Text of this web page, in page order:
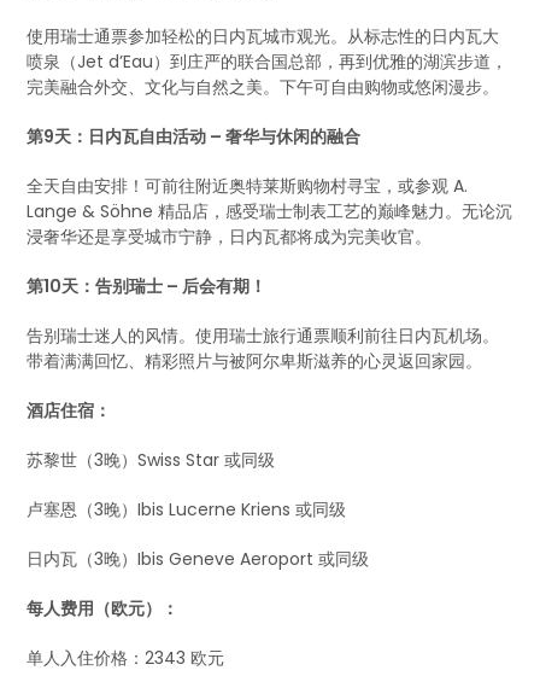
使用瑞士通票参加轻松的日内瓦城市观光。从标志性的日内瓦大
喷泉（Jet d’Eau）到庄严的联合国总部，再到优雅的湖滨步道，
完美融合外交、文化与自然之美。下午可自由购物或悠闲漫步。
第9天：日内瓦自由活动 – 奢华与休闲的融合
全天自由安排！可前往附近奥特莱斯购物村寻宝，或参观 A.
Lange & Söhne 精品店，感受瑞士制表工艺的巅峰魅力。无论沉
浸奢华还是享受城市宁静，日内瓦都将成为完美收官。
第10天：告别瑞士 – 后会有期！
告别瑞士迷人的风情。使用瑞士旅行通票顺利前往日内瓦机场。
带着满满回忆、精彩照片与被阿尔卑斯滋养的心灵返回家园。
酒店住宿：
苏黎世（3晚）Swiss Star 或同级
卢塞恩（3晚）Ibis Lucerne Kriens 或同级
日内瓦（3晚）Ibis Geneve Aeroport 或同级
每人费用（欧元）：
单人入住价格：2343 欧元